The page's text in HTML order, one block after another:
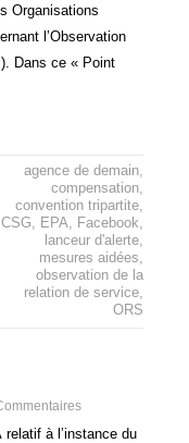
Organisations
l’Observation
Dans ce « Point
agence de demain,
compensation,
convention tripartite,
CSG, EPA, Facebook,
lanceur d'alerte,
mesures aidées,
observation de la
relation de service,
ORS
à l’instance du